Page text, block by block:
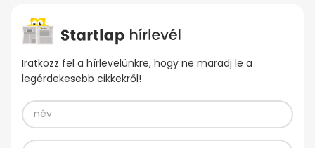
Iratkozz fel a hírlevelünkre, hogy ne maradj le a
legérdekesebb cikkekről!